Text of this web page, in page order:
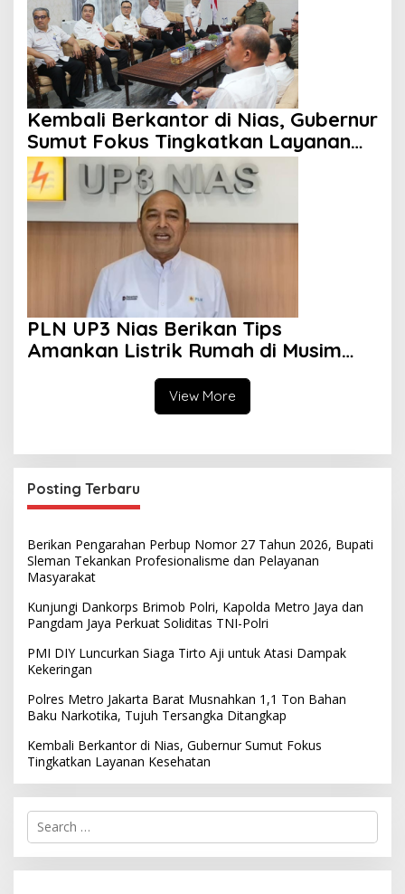
Kembali Berkantor di Nias, Gubernur
Sumut Fokus Tingkatkan Layanan
Kesehatan
PLN UP3 Nias Berikan Tips
Amankan Listrik Rumah di Musim
View More
Posting Terbaru
Berikan Pengarahan Perbup Nomor 27 Tahun 2026, Bupati
Sleman Tekankan Profesionalisme dan Pelayanan
Masyarakat
Kunjungi Dankorps Brimob Polri, Kapolda Metro Jaya dan
Pangdam Jaya Perkuat Soliditas TNI-Polri
PMI DIY Luncurkan Siaga Tirto Aji untuk Atasi Dampak
Kekeringan
Polres Metro Jakarta Barat Musnahkan 1,1 Ton Bahan
Baku Narkotika, Tujuh Tersangka Ditangkap
Kembali Berkantor di Nias, Gubernur Sumut Fokus
Tingkatkan Layanan Kesehatan
S
r